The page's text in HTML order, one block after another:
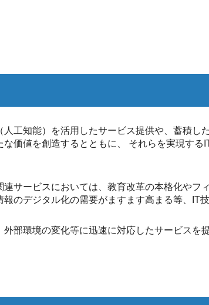
工知能）を活用したサービス提供や、蓄積
価値を創造するとともに、 それらを実現す
サービスにおいては、教育改革の本格化や
のデジタル化の需要がますます高まる等、IT
部環境の変化等に迅速に対応したサービス